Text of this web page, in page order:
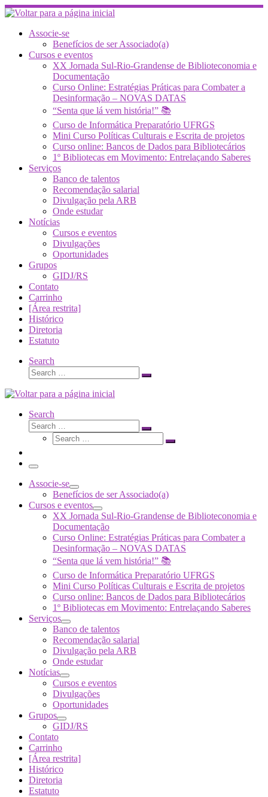
Skip
to
contentAssocie-se
Benefícios de ser Associado(a)
Cursos e eventos
XX Jornada Sul-Rio-Grandense de Biblioteconomia e
Documentação
Curso Online: Estratégias Práticas para Combater a
Desinformação – NOVAS DATAS
“Senta que lá vem história!” 📚
Curso de Informática Preparatório UFRGS
Mini Curso Políticas Culturais e Escrita de projetos
Curso online: Bancos de Dados para Bibliotecários
1º Bibliotecas em Movimento: Entrelaçando Saberes
Serviços
Banco de talentos
Recomendação salarial
Divulgação pela ARB
Onde estudar
Notícias
Cursos e eventos
Divulgações
Oportunidades
Grupos
GIDJ/RS
Contato
Carrinho
[Área restrita]
Histórico
Diretoria
Estatuto
Search
Search
Search
Search
Search
Search
Search
Search
Menu
Associe-se
Benefícios de ser Associado(a)
Cursos e eventos
XX Jornada Sul-Rio-Grandense de Biblioteconomia e
Documentação
Curso Online: Estratégias Práticas para Combater a
Desinformação – NOVAS DATAS
“Senta que lá vem história!” 📚
Curso de Informática Preparatório UFRGS
Mini Curso Políticas Culturais e Escrita de projetos
Curso online: Bancos de Dados para Bibliotecários
1º Bibliotecas em Movimento: Entrelaçando Saberes
Serviços
Banco de talentos
Recomendação salarial
Divulgação pela ARB
Onde estudar
Notícias
Cursos e eventos
Divulgações
Oportunidades
Grupos
GIDJ/RS
Contato
Carrinho
[Área restrita]
Histórico
Diretoria
Estatuto